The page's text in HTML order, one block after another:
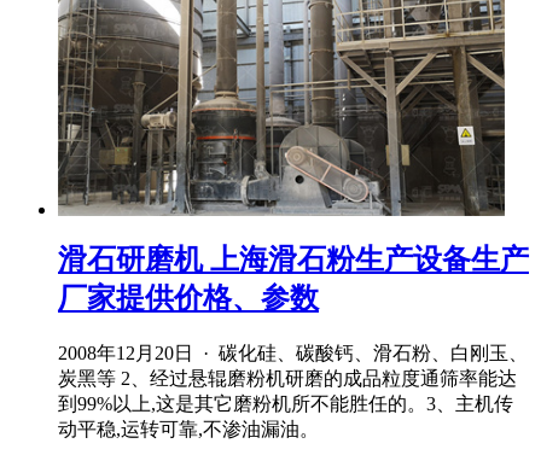
滑石研磨机 上海滑石粉生产设备生产
厂家提供价格、参数
2008年12月20日 · 碳化硅、碳酸钙、滑石粉、白刚玉、
炭黑等 2、经过悬辊磨粉机研磨的成品粒度通筛率能达
到99%以上,这是其它磨粉机所不能胜任的。3、主机传
动平稳,运转可靠,不渗油漏油。